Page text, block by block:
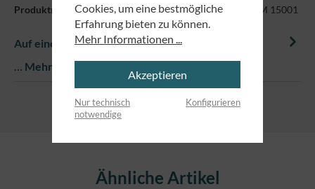
Produktnummer:EM-STTW172-FraichePeche-D GrößeM 15001
Auf einem Blick
… Mehr
Produktgalerie überspringenÄhnliche Artikel
Cookies, um eine bestmögliche
Erfahrung bieten zu können.
Mehr Informationen ...
Akzeptieren
Nur technisch
notwendige
Konfigurieren